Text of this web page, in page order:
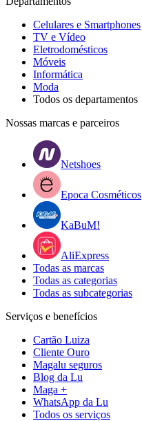
Celulares e Smartphones
TV e Vídeo
Eletrodomésticos
Móveis
Informática
Moda
Todos os departamentos
Nossas marcas e parceiros
Netshoes
Epoca Cosméticos
KaBuM!
AliExpress
Todas as marcas
Todas as categorias
Todas as subcategorias
Serviços e benefícios
Cartão Luiza
Cliente Ouro
Magalu seguros
Blog da Lu
Maga +
WhatsApp da Lu
Todos os serviços